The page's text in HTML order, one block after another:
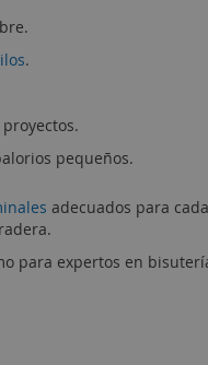
.
pequeños.
adecuados para
para expertos en